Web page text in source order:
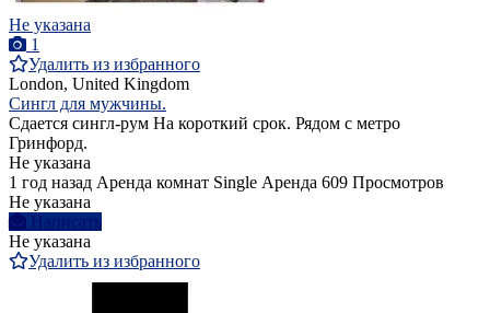
Не указана
1
Удалить из избранного
London, United Kingdom
Сингл для мужчины.
Сдается сингл-рум На короткий срок. Рядом с метро
Гринфорд.
Не указана
1 год назад Аренда комнат Single Аренда 609 Просмотров
Не указана
Написать
Не указана
Удалить из избранного